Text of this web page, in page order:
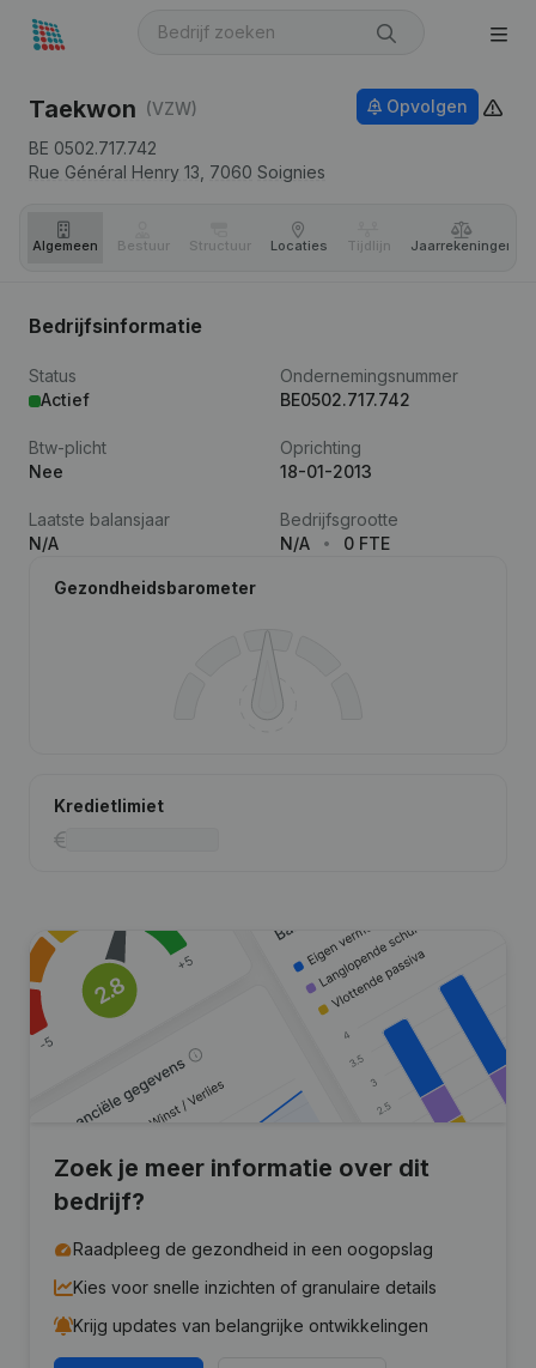
Taekwon (VZW)
BE 0502.717.742
Rue Général Henry 13, 7060 Soignies
Opvolgen
Algemeen Bestuur Structuur Locaties Tijdlijn Jaar­rekeningen
Bedrijfsinformatie
Status
Actief
Ondernemingsnummer
BE0502.717.742
Btw-plicht
Nee
Oprichting
18-01-2013
Laatste balansjaar
N/A
Bedrijfsgrootte
N/A
0 FTE
Gezondheidsbarometer
Kredietlimiet
Zoek je meer informatie over dit
bedrijf?
Raadpleeg de gezondheid in een oogopslag
Kies voor snelle inzichten of granulaire details
Krijg updates van belangrijke ontwikkelingen